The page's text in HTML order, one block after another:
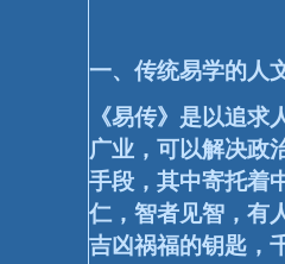
一、传统易学的人
《易传》是以追
广业，可以解决政
手段，其中寄托着
仁，智者见智，有
吉凶祸福的钥匙，